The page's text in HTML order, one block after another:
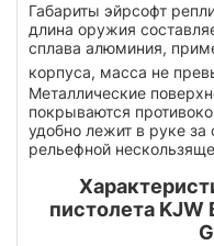
Габариты эйрсофт
длина оружия
сплава алюминия,
корпуса, масса не
Металлические
покрываются
удобно лежит в руке
рельефной
пистолета